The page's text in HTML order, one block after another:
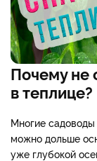
Почему не
в теплице?
Многие садоводы
можно дольше
уже глубокой